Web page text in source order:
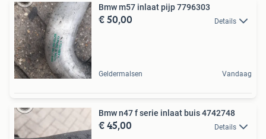
Bmw m57 inlaat pijp 7796303
€ 50,00 Details
Geldermalsen Vandaag
Bmw n47 f serie inlaat buis 4742748
€ 45,00 Details